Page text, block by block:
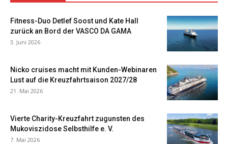
Fitness-Duo Detlef Soost und Kate Hall
zurück an Bord der VASCO DA GAMA
3. Juni 2026
Nicko cruises macht mit Kunden-Webinaren
Lust auf die Kreuzfahrtsaison 2027/28
21. Mai 2026
Vierte Charity-Kreuzfahrt zugunsten des
Mukoviszidose Selbsthilfe e. V.
7. Mai 2026